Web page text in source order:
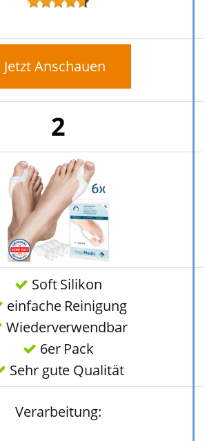
Jetzt Anschauen
2
Soft Silikon
einfache Reinigung
Wiederverwendbar
6er Pack
Sehr gute Qualität
Verarbeitung: